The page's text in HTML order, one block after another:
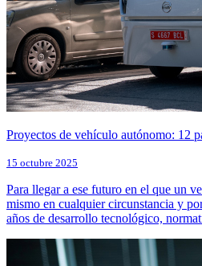
Proyectos de vehículo autónomo: 12
15 octubre 2025
Para llegar a ese futuro en el que un
mismo en cualquier circunstancia y
años de desarrollo tecnológico,